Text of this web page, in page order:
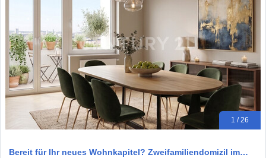
1 / 26
Bereit für Ihr neues Wohnkapitel? Zweifamiliendomizil im…